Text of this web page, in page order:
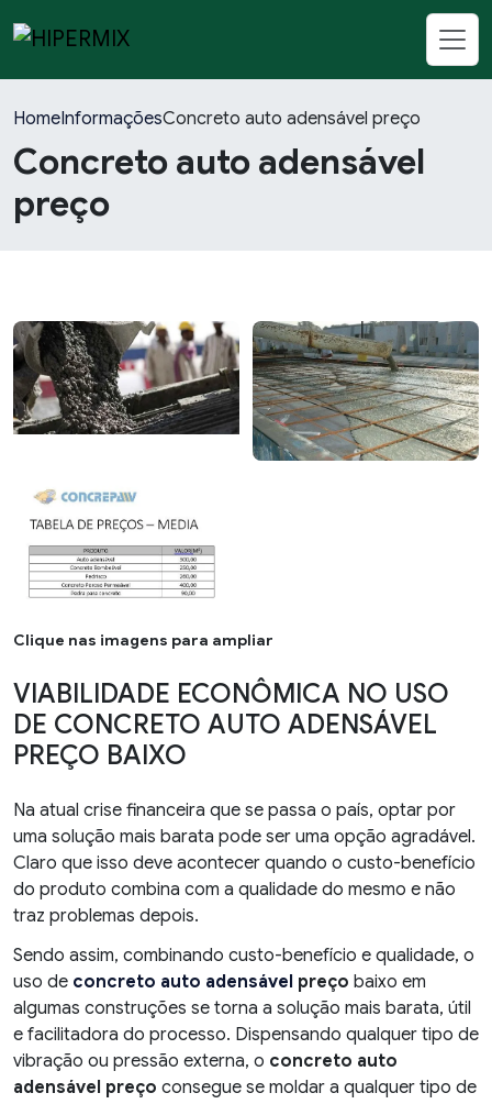
HomeInformaçõesConcreto auto adensável preço
Concreto auto adensável
preço
Clique nas imagens para ampliar
VIABILIDADE ECONÔMICA NO USO
DE CONCRETO AUTO ADENSÁVEL
PREÇO BAIXO
Na atual crise financeira que se passa o país, optar por
uma solução mais barata pode ser uma opção agradável.
Claro que isso deve acontecer quando o custo-benefício
do produto combina com a qualidade do mesmo e não
traz problemas depois.
Sendo assim, combinando custo-benefício e qualidade, o
uso de concreto auto adensável preço baixo em
algumas construções se torna a solução mais barata, útil
e facilitadora do processo. Dispensando qualquer tipo de
vibração ou pressão externa, o concreto auto
adensável preço consegue se moldar a qualquer tipo de